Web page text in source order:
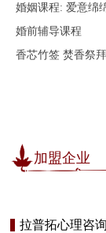
婚姻课程: 爱意绵
婚前辅导课程
香芯竹签 焚香祭
加盟企业
拉普拓心理咨